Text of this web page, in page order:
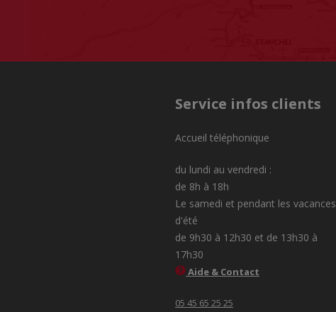
Service infos clients
Accueil téléphonique
du lundi au vendredi :
de 8h à 18h
Le samedi et pendant les vacances
d'été
de 9h30 à 12h30 et de 13h30 à
17h30
Aide & Contact
05 45 65 25 25